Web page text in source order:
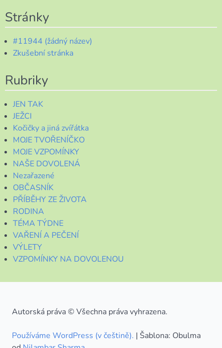
Stránky
#11944 (žádný název)
Zkušební stránka
Rubriky
JEN TAK
JEŽCI
Kočičky a jiná zvířátka
MOJE TVOŘENÍČKO
MOJE VZPOMÍNKY
NAŠE DOVOLENÁ
Nezařazené
OBČASNÍK
PŘÍBĚHY ZE ŽIVOTA
RODINA
TÉMA TÝDNE
VAŘENÍ A PEČENÍ
VÝLETY
VZPOMÍNKY NA DOVOLENOU
Autorská práva © Všechna práva vyhrazena.
Používáme WordPress (v češtině). | Šablona: Obulma